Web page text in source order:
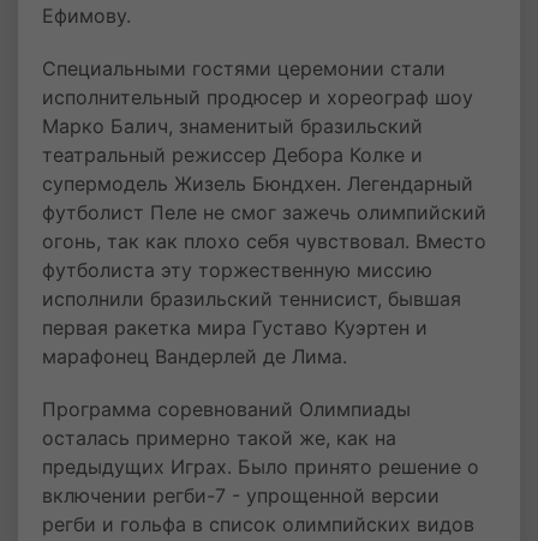
Ефимову.
Специальными гостями церемонии стали
исполнительный продюсер и хореограф шоу
Марко Балич, знаменитый бразильский
театральный режиссер Дебора Колке и
супермодель Жизель Бюндхен. Легендарный
футболист Пеле не смог зажечь олимпийский
огонь, так как плохо себя чувствовал. Вместо
футболиста эту торжественную миссию
исполнили бразильский теннисист, бывшая
первая ракетка мира Густаво Куэртен и
марафонец Вандерлей де Лима.
Программа соревнований Олимпиады
осталась примерно такой же, как на
предыдущих Играх. Было принято решение о
включении регби-7 - упрощенной версии
регби и гольфа в список олимпийских видов